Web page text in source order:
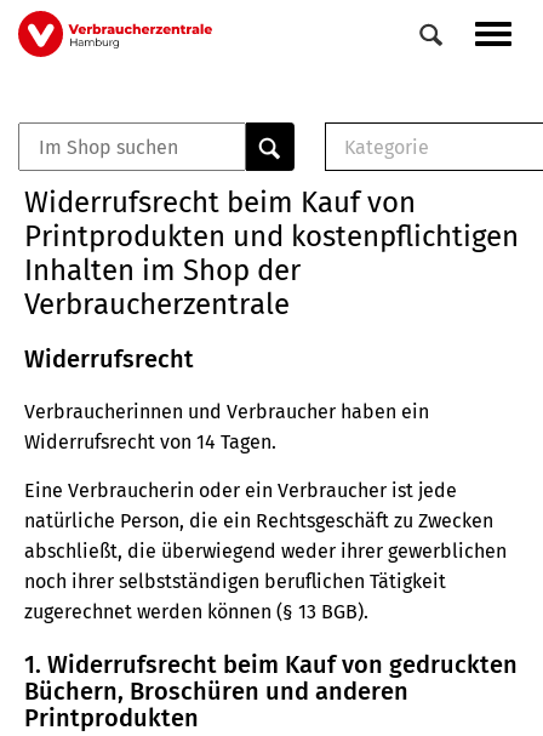
Direkt
zum
Veranstaltungen
0
Elemente
Kategorie
Musterbrief (RTF)
E-Broschüre
Widerrufsrecht beim Kauf von
Printprodukten und kostenpflichtigen
Inhalten im Shop der
Verbraucherzentrale
Widerrufsrecht
Verbraucherinnen und Verbraucher haben ein
Widerrufsrecht von 14 Tagen.
Eine Verbraucherin oder ein Verbraucher ist jede
natürliche Person, die ein Rechtsgeschäft zu Zwecken
abschließt, die überwiegend weder ihrer gewerblichen
noch ihrer selbstständigen beruflichen Tätigkeit
zugerechnet werden können (§ 13 BGB).
1. Widerrufsrecht beim Kauf von gedruckten
Büchern, Broschüren und anderen
Printprodukten